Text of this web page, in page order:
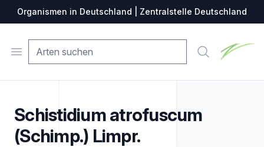
Organismen in Deutschland | Zentralstelle Deutschland
Open menu Suche
Schistidium atrofuscum
(Schimp.) Limpr.